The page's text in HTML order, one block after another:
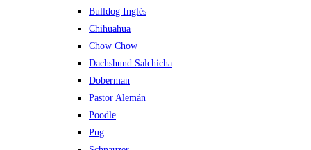
Bulldog Inglés
Chihuahua
Chow Chow
Dachshund Salchicha
Doberman
Pastor Alemán
Poodle
Pug